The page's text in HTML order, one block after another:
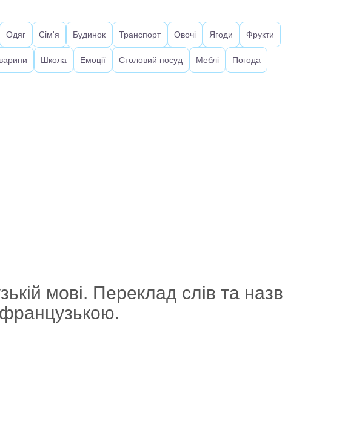
Одяг Сім'я Будинок Транспорт Овочі Ягоди Фрукти
Школа Емоції Столовий посуд Меблі Погода
мові. Переклад слів та назв
французькою.